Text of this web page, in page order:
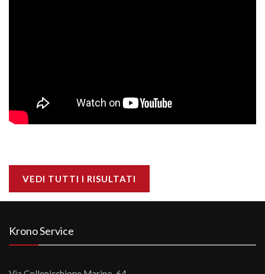
VEDI TUTTI I RISULTATI
Krono Service